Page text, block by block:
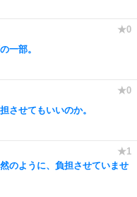
一部。
させてもいいのか。
のように、負担させていませ